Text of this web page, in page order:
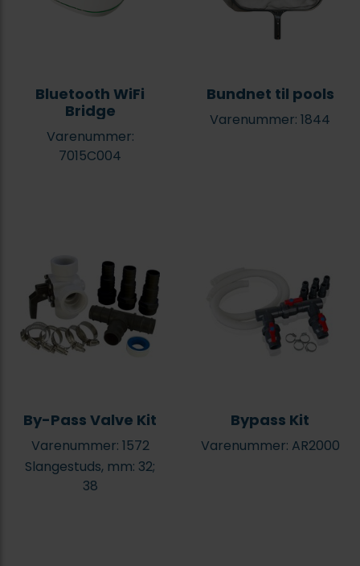
Bluetooth WiFi
Bridge
Varenummer:
7015C004
Bundnet til pools
Varenummer: 1844
By-Pass Valve Kit
Varenummer: 1572
Slangestuds, mm: 32;
38
Bypass Kit
Varenummer: AR2000